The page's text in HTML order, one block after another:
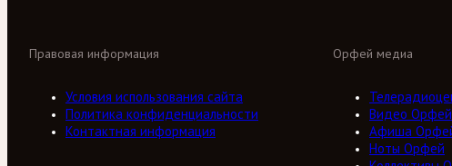
Орфей медиа
Видео Орфей
Афиша
Ноты Орфей
Правовая информация
Условия использования сайта
Политика конфиденциальности
Контактная информация